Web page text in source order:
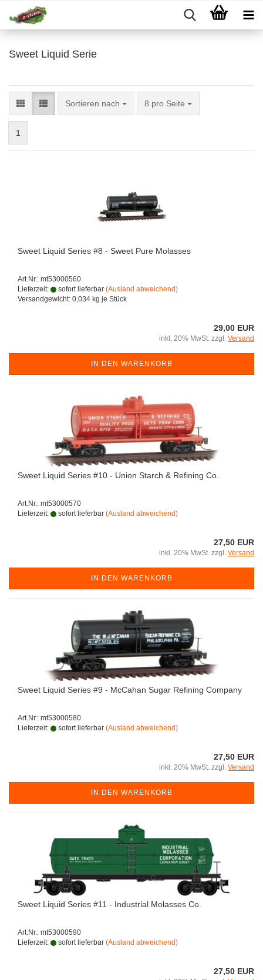
Sweet Liquid Serie
Sortieren nach
Sortieren nach 8 pro Seite
pro Seite
1
Sweet Liquid Series #8 - Sweet Pure Molasses
Art.Nr.: mt53000560
Lieferzeit:
sofort lieferbar (Ausland abweichend)
Versandgewicht: 0,034 kg je Stück
29,00 EUR
inkl. 20% MwSt. zzgl. Versand
IN DEN WARENKORB
Sweet Liquid Series #10 - Union Starch & Refining Co.
Art.Nr.: mt53000570
Lieferzeit:
sofort lieferbar (Ausland abweichend)
27,50 EUR
inkl. 20% MwSt. zzgl. Versand
IN DEN WARENKORB
Sweet Liquid Series #9 - McCahan Sugar Refining Company
Art.Nr.: mt53000580
Lieferzeit:
sofort lieferbar (Ausland abweichend)
27,50 EUR
inkl. 20% MwSt. zzgl. Versand
IN DEN WARENKORB
Sweet Liquid Series #11 - Industrial Molasses Co.
Art.Nr.: mt53000590
Lieferzeit:
sofort lieferbar (Ausland abweichend)
27,50 EUR